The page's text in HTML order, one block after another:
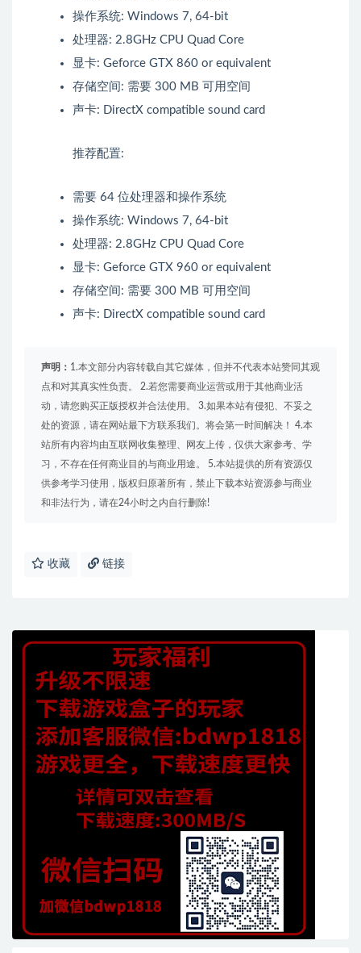
操作系统: Windows 7, 64-bit
处理器: 2.8GHz CPU Quad Core
显卡: Geforce GTX 860 or equivalent
存储空间: 需要 300 MB 可用空间
声卡: DirectX compatible sound card
推荐配置:
需要 64 位处理器和操作系统
操作系统: Windows 7, 64-bit
处理器: 2.8GHz CPU Quad Core
显卡: Geforce GTX 960 or equivalent
存储空间: 需要 300 MB 可用空间
声卡: DirectX compatible sound card
声明： 1.本文部分内容转载自其它媒体，但并不代表本站赞同其观
点和对其真实性负责。 2.若您需要商业运营或用于其他商业活
动，请您购买正版授权并合法使用。 3.如果本站有侵犯、不妥之
处的资源，请在网站最下方联系我们。将会第一时间解决！ 4.本
站所有内容均由互联网收集整理、网友上传，仅供大家参考、学
习，不存在任何商业目的与商业用途。 5.本站提供的所有资源仅
供参考学习使用，版权归原著所有，禁止下载本站资源参与商业
和非法行为，请在24小时之内自行删除!
收藏 链接